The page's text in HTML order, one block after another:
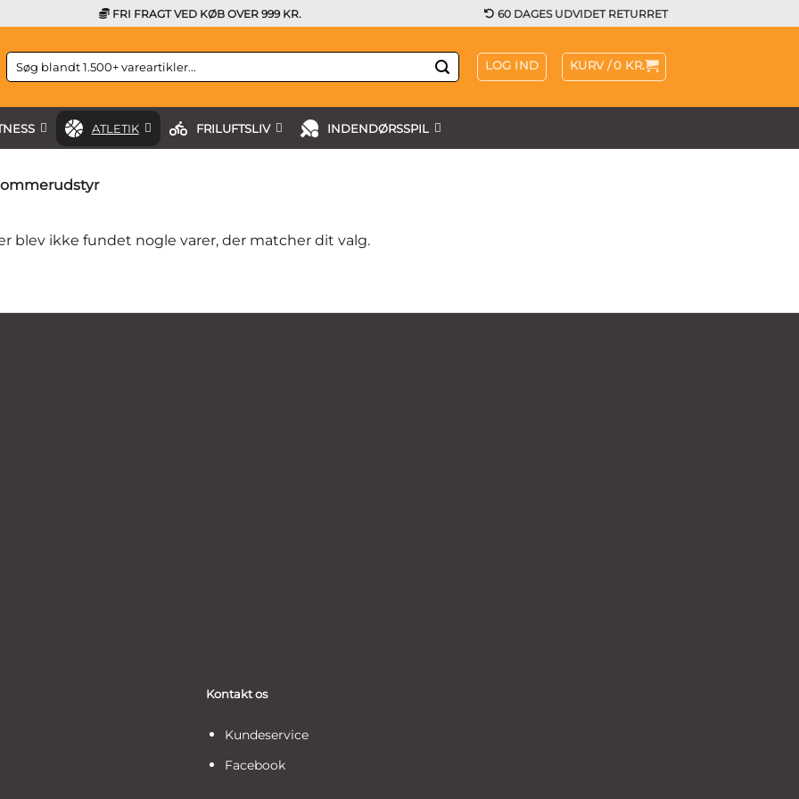
FRI FRAGT VED KØB OVER 999 KR. 60 DAGES UDVIDET RETURRET
Søg
efter:
LOG IND KURV /0 KR.
ATLETIK FRILUFTSLIV INDENDØRSSPIL
blev ikke fundet nogle varer, der matcher dit valg.
Kontakt os
Kundeservice
Facebook